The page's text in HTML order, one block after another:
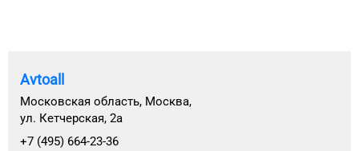
Avtoall
Московская область, Москва,
ул. Кетчерская, 2а
+7 (495) 664-23-36